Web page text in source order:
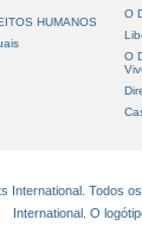
HUMANOS
O
O
Todos
International. O